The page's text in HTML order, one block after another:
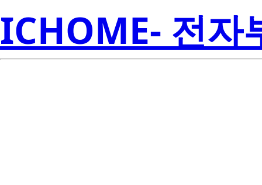
ICHOME- 전자